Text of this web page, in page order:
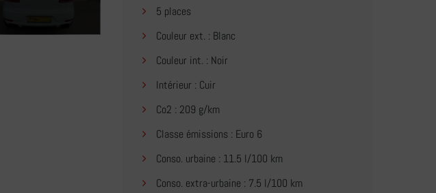
5 places
Couleur ext. : Blanc
Couleur int. : Noir
Intérieur : Cuir
Co2 : 209 g/km
Classe émissions : Euro 6
Conso. urbaine : 11.5 l/100 km
Conso. extra-urbaine : 7.5 l/100 km